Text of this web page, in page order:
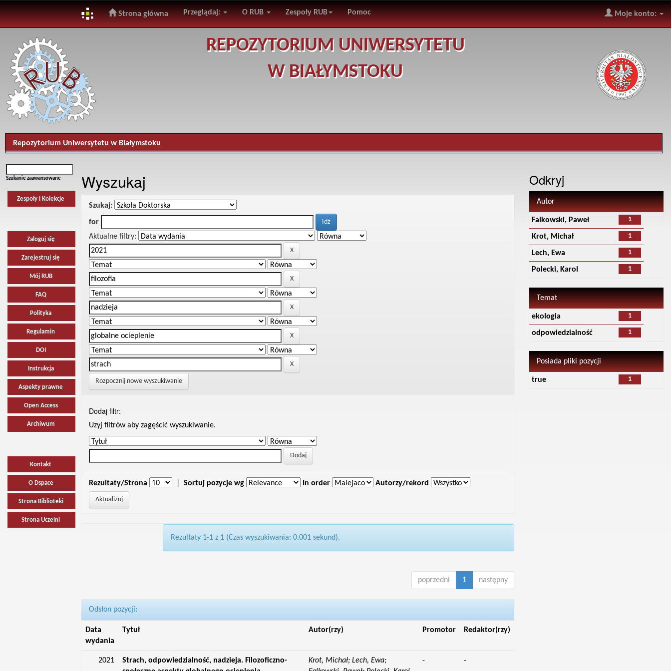
navigation
Strona główna Przeglądaj: O RUB Zespoły RUB Pomoc Moje konto:
REPOZYTORIUM UNIWERSYTETU
W BIAŁYMSTOKU
Repozytorium Uniwersytetu w Białymstoku
Szukanie zaawansowane
Zespoły i Kolekcje
Zaloguj się
Zarejestruj się
Mój RUB
FAQ
Polityka
Regulamin
DOI
Instrukcja
Aspekty prawne
Open Access
Archiwum
Kontakt
O Dspace
Strona Biblioteki
Strona Uczelni
Wyszukaj
Szukaj:
for
Aktualne filtry:
Rozpocznij nowe wyszukiwanie
Dodaj filtr:
Uzyj filtrów aby zagęścić wyszukiwanie.
Rezultaty/Strona Sortuj pozycje wg In order Autorzy/rekord
Rezultaty 1-1 z 1 (Czas wyszukiwania: 0.001 sekund).
poprzedni 1 następny
Odsłon pozycji:
Data
wydania
Tytuł Autor(rzy) Promotor Redaktor(rzy)
2021
Strach, odpowiedzialność, nadzieja. Filozoficzno-
Krot, Michał; Lech, Ewa;
- -
Odkryj
Autor
1
Falkowski, Paweł
1
Krot, Michał
1
Lech, Ewa
1
Polecki, Karol
Temat
1
ekologia
1
odpowiedzialność
Posiada pliki pozycji
1
true